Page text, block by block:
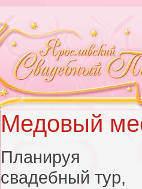
Медовый
Планируя
свадебный тур,